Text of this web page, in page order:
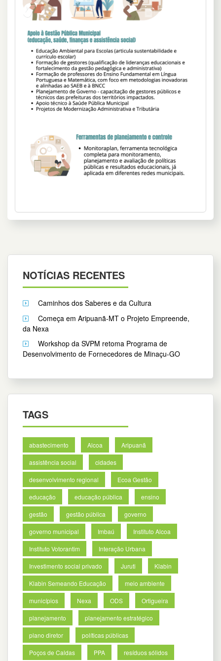
NOTÍCIAS RECENTES
Caminhos dos Saberes e da Cultura
Começa em Aripuanã-MT o Projeto Empreende,
da Nexa
Workshop da SVPM retoma Programa de
Desenvolvimento de Fornecedores de Minaçu-GO
TAGS
abastecimento Alcoa Aripuanã
assistência social cidades
desenvolvimento regional Ecoa Gestão
educação educação pública ensino
gestão gestão pública governo
governo municipal Imbaú Instituto Alcoa
Instituto Votorantim Interação Urbana
Investimento social privado Juruti Klabin
Klabin Semeando Educação meio ambiente
municípios Nexa ODS Ortigueira
planejamento planejamento estratégico
plano diretor políticas públicas
Poços de Caldas PPA resíduos sólidos